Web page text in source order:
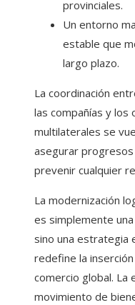
provinciales.
Un entorno
estable que
largo plazo.
La coordinación
las compañías y los
multilaterales se
asegurar
prevenir cualquier
La modernización
es simplemente
sino una estrategia
redefine la
comercio global. La
movimiento de